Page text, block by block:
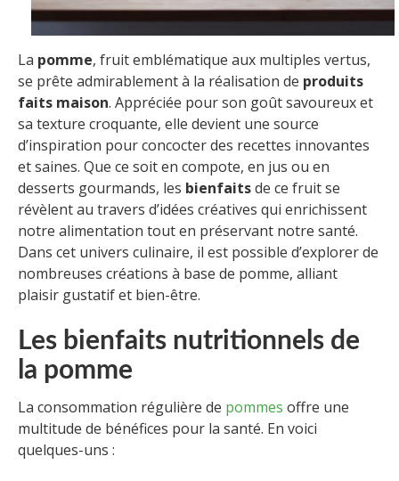
La pomme, fruit emblématique aux multiples vertus,
se prête admirablement à la réalisation de produits
faits maison. Appréciée pour son goût savoureux et
sa texture croquante, elle devient une source
d’inspiration pour concocter des recettes innovantes
et saines. Que ce soit en compote, en jus ou en
desserts gourmands, les bienfaitsde ce fruit se
révèlent au travers d’idées créatives qui enrichissent
notre alimentation tout en préservant notre santé.
Dans cet univers culinaire, il est possible d’explorer de
nombreuses créations à base de pomme, alliant
plaisir gustatif et bien-être.
Les bienfaits nutritionnels de
la pomme
La consommation régulière de pommes offre une
multitude de bénéfices pour la santé. En voici
quelques-uns :